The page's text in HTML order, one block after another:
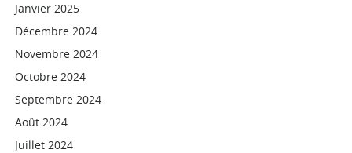
Janvier 2025
Décembre 2024
Novembre 2024
Octobre 2024
Septembre 2024
Août 2024
Juillet 2024